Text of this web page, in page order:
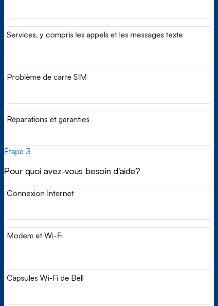
Services, y compris les appels et les messages texte
Problème de carte SIM
Réparations et garanties
Étape 3
Pour quoi avez-vous besoin d'aide?
Connexion Internet
Modem et Wi-Fi
Capsules Wi-Fi de Bell